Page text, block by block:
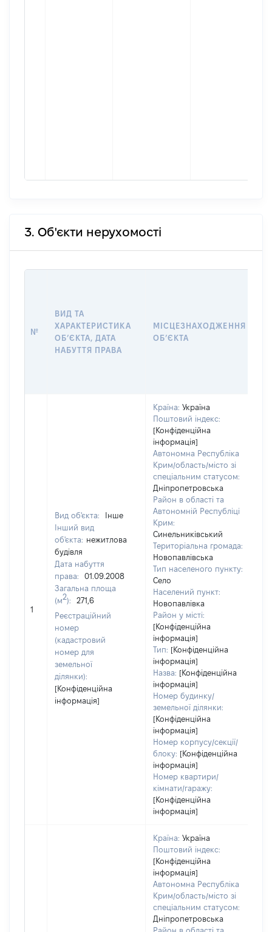
3. Об'єкти нерухомості
№
ВИД ТА
ХАРАКТЕРИСТИКА
ОБʼЄКТА, ДАТА
НАБУТТЯ ПРАВА
МІСЦЕЗНАХОДЖЕННЯ
ОБʼЄКТА
1
Вид об'єкта:
Інше
Інший вид
об'єкта: нежитлова
будівля
Дата набуття
права:
01.09.2008
Загальна площа
(м2):
271,6
Реєстраційний
номер
(кадастровий
номер для
земельної
ділянки):
[Конфіденційна
інформація]
Країна: Україна
Поштовий індекс:
[Конфіденційна
інформація]
Автономна Республіка
Крим/область/місто зі
спеціальним статусом:
Дніпропетровська
Район в області та
Автономній Республіці
Крим:
Синельниківський
Територіальна громада:
Новопавлівська
Тип населеного пункту:
Село
Населений пункт:
Новопавлівка
Район у місті:
[Конфіденційна
інформація]
Тип: [Конфіденційна
інформація]
Назва: [Конфіденційна
інформація]
Номер будинку/
земельної ділянки:
[Конфіденційна
інформація]
Номер корпусу/секції/
блоку: [Конфіденційна
інформація]
Номер квартири/
кімнати/гаражу:
[Конфіденційна
інформація]
Країна: Україна
Поштовий індекс:
[Конфіденційна
інформація]
Автономна Республіка
Крим/область/місто зі
спеціальним статусом:
Дніпропетровська
Район в області та